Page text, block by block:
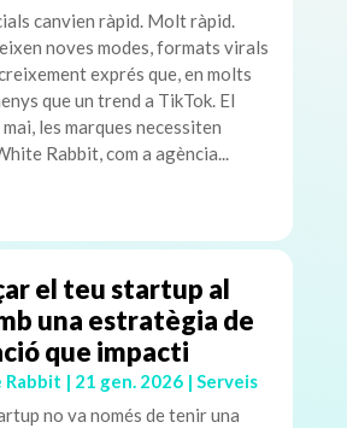
canvien ràpid. Molt ràpid.
noves modes, formats virals
exprés que, en molts
que un trend a TikTok. El
les marques necessiten
Rabbit, com a agència...
el teu startup al
una estratègia de
que impacti
| 21 gen. 2026| Serveis
no va només de tenir una